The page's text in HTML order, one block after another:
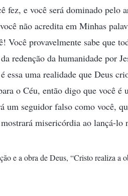
fez, e você será dominado pelo
não acredita em Minhas
Você provavelmente sabe que
redenção da humanidade por
essa uma realidade que Deus
o Céu, então digo que você é
um seguidor falso como você,
misericórdia ao lançá-lo
e a obra de Deus, “Cristo realiza a